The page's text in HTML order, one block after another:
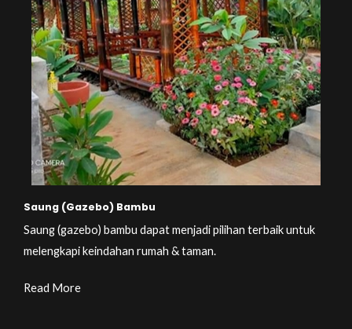
Saung (Gazebo) Bambu
Saung (gazebo) bambu dapat menjadi pilihan terbaik untuk
melengkapi keindahan rumah & taman.
Read More